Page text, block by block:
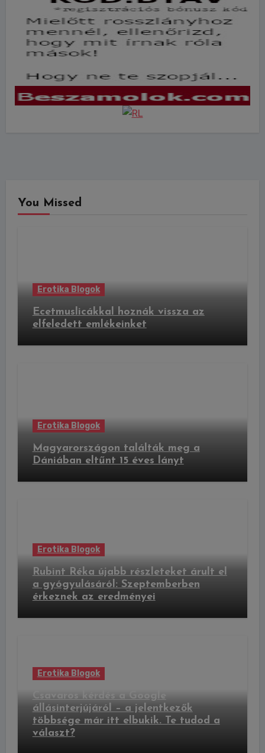
You Missed
Erotika Blogok
Ecetmuslicákkal hoznák vissza az
elfeledett emlékeinket
Erotika Blogok
Magyarországon találták meg a
Dániában eltűnt 15 éves lányt
Erotika Blogok
Rubint Réka újabb részleteket árult el
a gyógyulásáról: Szeptemberben
érkeznek az eredményei
Erotika Blogok
Csavaros kérdés a Google
állásinterjújáról – a jelentkezők
többsége már itt elbukik. Te tudod a
választ?